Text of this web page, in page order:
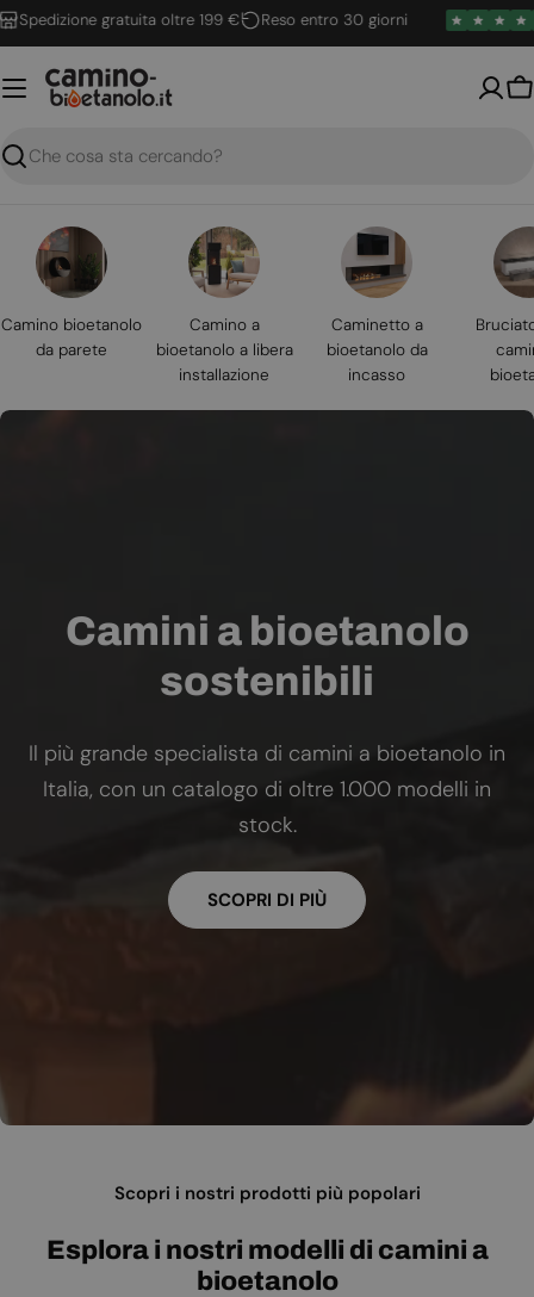
Vai
al
contenuto
gratuita oltre 199 € Reso entro 30 giorni
Ricerca
Camino bioetanolo
da parete
Camino a
bioetanolo a libera
installazione
Caminetto a
bioetanolo da
incasso
Camini a bioetanolo
sostenibili
Il più grande specialista di camini a bioetanolo in
Italia, con un catalogo di oltre 1.000 modelli in
stock.
SCOPRI DI PIÙ
Scopri i nostri prodotti più popolari
Esplora i nostri modelli di camini a
bioetanolo